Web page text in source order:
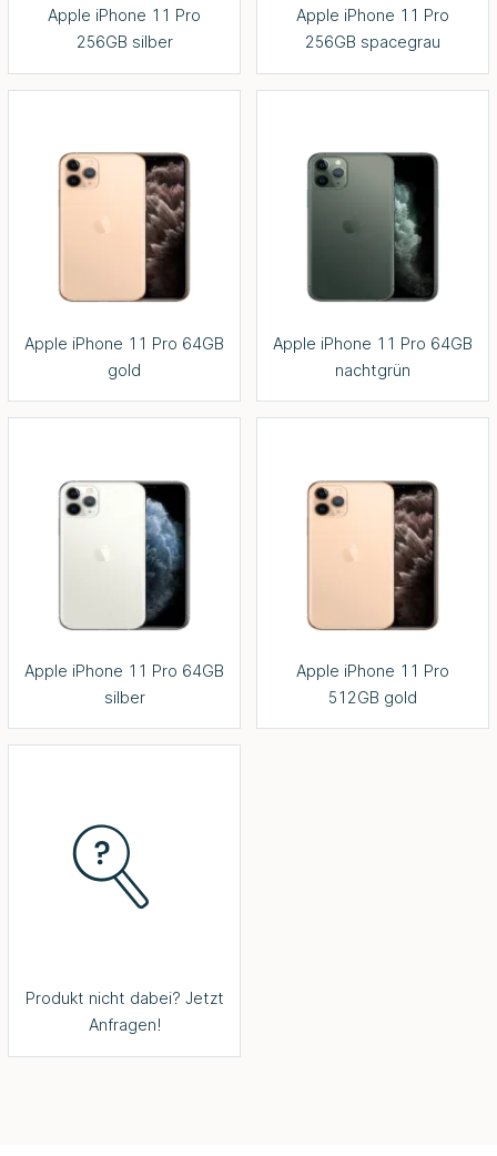
Apple iPhone 11 Pro
256GB silber
Apple iPhone 11 Pro
256GB spacegrau
Apple iPhone 11 Pro 64GB
gold
Apple iPhone 11 Pro 64GB
nachtgrün
Apple iPhone 11 Pro 64GB
silber
Apple iPhone 11 Pro
512GB gold
Produkt nicht dabei? Jetzt
Anfragen!